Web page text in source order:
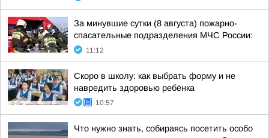
За минувшие сутки (8 августа) пожарно-
спасательные подразделения МЧС России:
11:12
Скоро в школу: как выбрать форму и не
навредить здоровью ребёнка
10:57
Что нужно знать, собираясь посетить особо